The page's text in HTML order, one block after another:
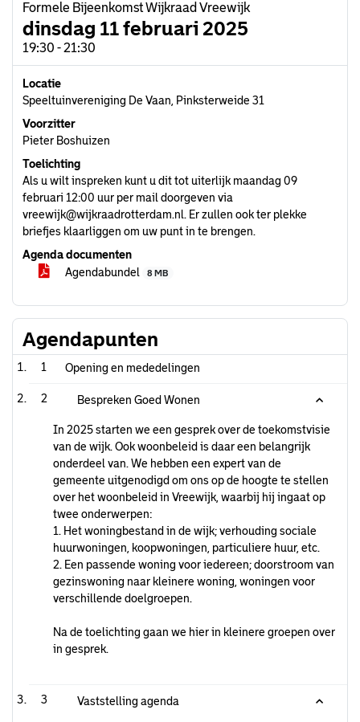
Formele Bijeenkomst Wijkraad Vreewijk
dinsdag 11 februari 2025
19:30 - 21:30
Locatie
Speeltuinvereniging De Vaan, Pinksterweide 31
Voorzitter
Pieter Boshuizen
Toelichting
Als u wilt inspreken kunt u dit tot uiterlijk maandag 09
februari 12:00 uur per mail doorgeven via
vreewijk@wijkraadrotterdam.nl. Er zullen ook ter plekke
briefjes klaarliggen om uw punt in te brengen.
Agenda documenten
Agendabundel
8 MB
Agendapunten
1 Opening en mededelingen
2 Bespreken Goed Wonen
In 2025 starten we een gesprek over de toekomstvisie
van de wijk. Ook woonbeleid is daar een belangrijk
onderdeel van. We hebben een expert van de
gemeente uitgenodigd om ons op de hoogte te stellen
over het woonbeleid in Vreewijk, waarbij hij ingaat op
twee onderwerpen:
1. Het woningbestand in de wijk; verhouding sociale
huurwoningen, koopwoningen, particuliere huur, etc.
2. Een passende woning voor iedereen; doorstroom van
gezinswoning naar kleinere woning, woningen voor
verschillende doelgroepen.
Na de toelichting gaan we hier in kleinere groepen over
in gesprek.
3 Vaststelling agenda